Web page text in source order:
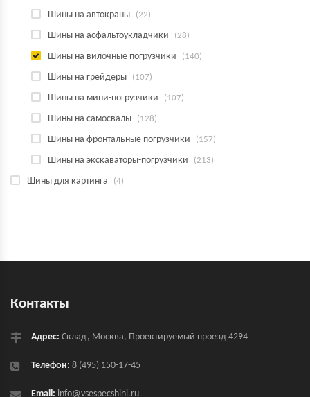
Шины на автокраны (22)
Шины на асфальтоукладчики (28)
Шины на вилочные погрузчики (140)
Шины на грейдеры (107)
Шины на мини-погрузчики (107)
Шины на самосвалы (128)
Шины на фронтальные погрузчики (157)
Шины на экскаваторы-погрузчики (213)
Шины для картинга (4)
Контакты
Адрес: Склад, Москва, Проектируемый проезд 4294
Телефон: 8 (495) 150-17-45
Email: info@vsespecshini.ru